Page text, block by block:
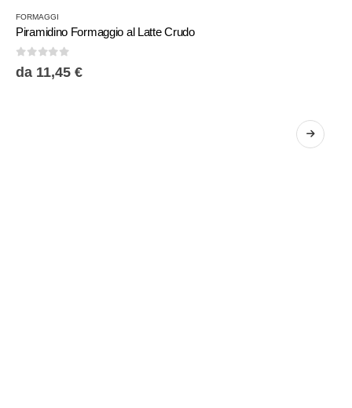
FORMAGGI
Piramidino Formaggio al Latte Crudo
0Su 5
da 11,45 €